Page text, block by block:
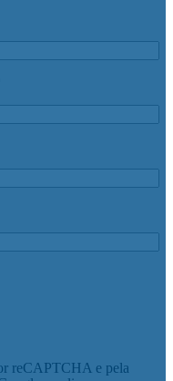
reCAPTCHA e pela